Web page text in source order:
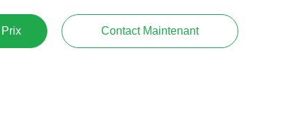
Contact Maintenant